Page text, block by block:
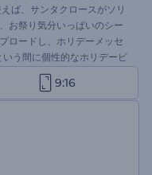
ば、サンタクロースがソリ
お祭り気分いっぱいのシー
ロードし、ホリデーメッセ
う間に個性的なホリデービ
ングビデオ、特別なお知ら
に最適です。今すぐお試し
9:16